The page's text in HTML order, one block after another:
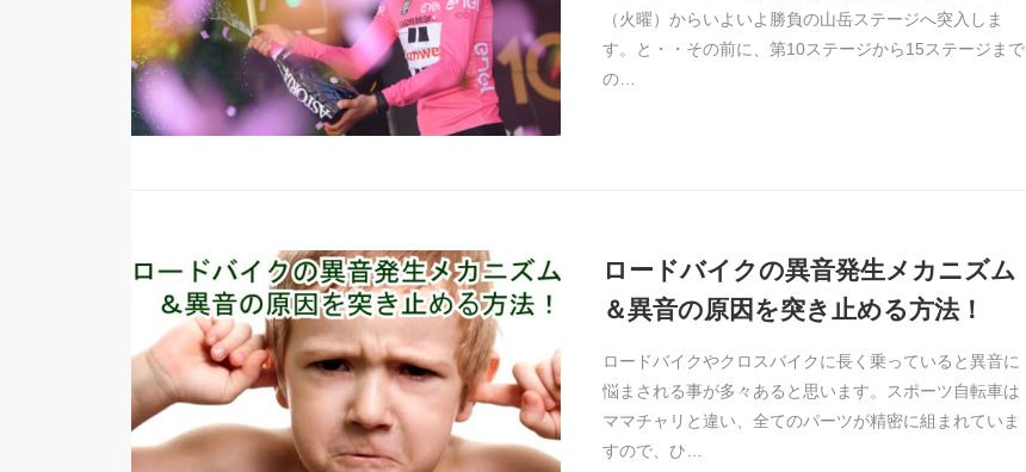
（火曜）からいよいよ勝負の山岳ステージへ突入しま
す。と・・その前に、第10ステージから15ステージまで
の…
ロードバイクの異音発生メカニズム
＆異音の原因を突き止める方法！
ロードバイクやクロスバイクに長く乗っていると異音に
悩まされる事が多々あると思います。スポーツ自転車は
ママチャリと違い、全てのパーツが精密に組まれていま
すので、ひ…